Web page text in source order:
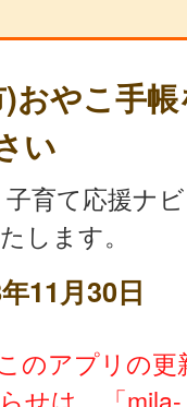
おやこ手帳
い
育て応援ナ
します。
11月30日
のアプリの更